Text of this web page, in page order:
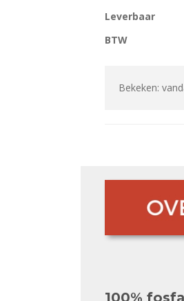
Leverbaar
BTW
Bekeken: